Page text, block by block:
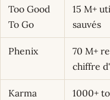
Too Good
To Go
15 M+
sauvés
Phenix
70 M+
chiffre
Karma 1000+